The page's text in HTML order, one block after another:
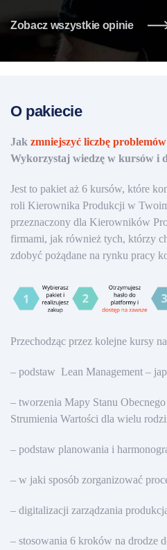
na 5 na
ocen
klientów
Zobacz wszystkie opinie
O pakiecie
Jak zmniejszyć liczbę problemów
Wykorzystaj wiedzę w kursów i
Jest to pakiet aż 6 kursów, które
roli Kierownika Produkcji w
przeznaczony dla Kierowników
firmami, jak również tych, którzy
zdobyć pożądane na rynku pracy
Przechodząc przez kolejne kursy
– podstaw Lean Management –
– tworzenia Mapy Stanu
Strumienia Wartości dla wielu
– podstaw planowania i
– w jaki sposób zorganizować
– digitalizacji zarządzania
– stosowania 6 kroków na drodze